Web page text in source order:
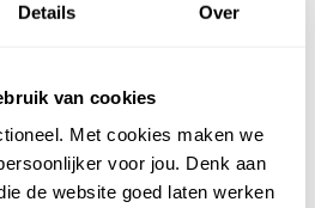
Details Over
van cookies
Met cookies maken we
voor jou. Denk aan
de website goed laten werken